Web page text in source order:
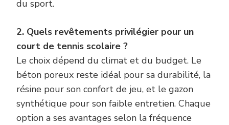
du sport.
2. Quels revêtements privilégier pour un
court de tennis scolaire ?
Le choix dépend du climat et du budget. Le
béton poreux reste idéal pour sa durabilité, la
résine pour son confort de jeu, et le gazon
synthétique pour son faible entretien. Chaque
option a ses avantages selon la fréquence